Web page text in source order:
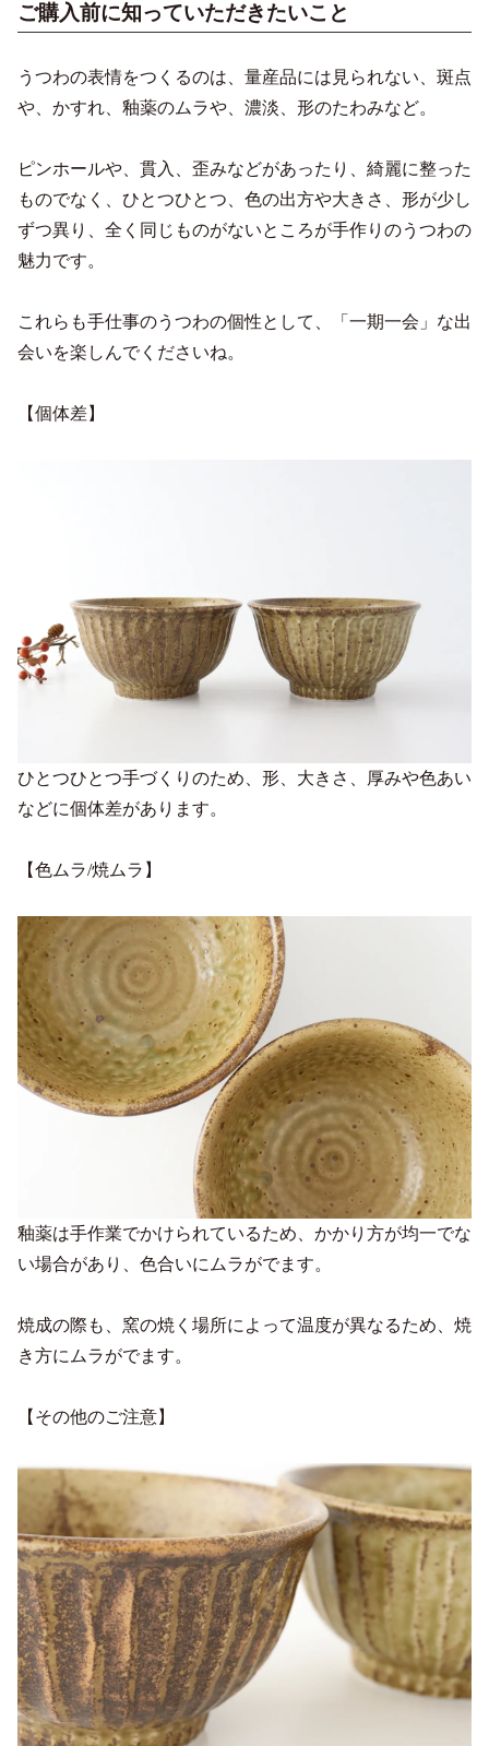
ご購入前に知っていただきたいこと
うつわの表情をつくるのは、量産品には見られない、斑点
や、かすれ、釉薬のムラや、濃淡、形のたわみなど。
ピンホールや、貫入、歪みなどがあったり、綺麗に整った
ものでなく、ひとつひとつ、色の出方や大きさ、形が少し
ずつ異り、全く同じものがないところが手作りのうつわの
魅力です。
これらも手仕事のうつわの個性として、「一期一会」な出
会いを楽しんでくださいね。
【個体差】
ひとつひとつ手づくりのため、形、大きさ、厚みや色あい
などに個体差があります。
【色ムラ/焼ムラ】
釉薬は手作業でかけられているため、かかり方が均一でな
い場合があり、色合いにムラがでます。
焼成の際も、窯の焼く場所によって温度が異なるため、焼
き方にムラがでます。
【その他のご注意】